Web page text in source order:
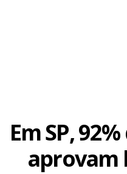
Em SP,
aprovam